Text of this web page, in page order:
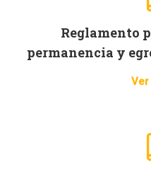
Reglamento
permanencia y
Ver